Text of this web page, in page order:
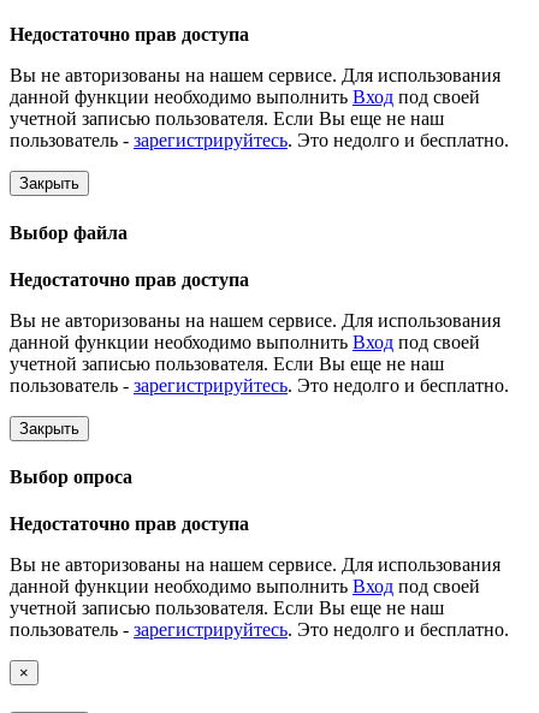
Недостаточно прав доступа
Вы не авторизованы на нашем сервисе. Для использования
данной функции необходимо выполнить Вход под своей
учетной записью пользователя. Если Вы еще не наш
пользователь - зарегистрируйтесь. Это недолго и бесплатно.
Закрыть
Выбор файла
Недостаточно прав доступа
Вы не авторизованы на нашем сервисе. Для использования
данной функции необходимо выполнить Вход под своей
учетной записью пользователя. Если Вы еще не наш
пользователь - зарегистрируйтесь. Это недолго и бесплатно.
Закрыть
Выбор опроса
Недостаточно прав доступа
Вы не авторизованы на нашем сервисе. Для использования
данной функции необходимо выполнить Вход под своей
учетной записью пользователя. Если Вы еще не наш
пользователь - зарегистрируйтесь. Это недолго и бесплатно.
×